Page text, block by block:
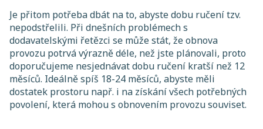
Je přitom potřeba dbát na to, abyste dobu ručení tzv.
nepodstřelili. Při dnešních problémech s
dodavatelskými řetězci se může stát, že obnova
provozu potrvá výrazně déle, než jste plánovali, proto
doporučujeme nesjednávat dobu ručení kratší než 12
měsíců. Ideálně spíš 18-24 měsíců, abyste měli
dostatek prostoru např. i na získání všech potřebných
povolení, která mohou s obnovením provozu souviset.